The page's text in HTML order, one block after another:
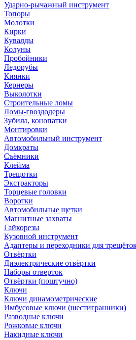
Ударно-рычажный инструмент
Топоры
Молотки
Кирки
Кувалды
Колуны
Пробойники
Ледорубы
Киянки
Кернеры
Выколотки
Строительные ломы
Ломы-гвоздодеры
Зубила, конопатки
Монтировки
Автомобильный инструмент
Домкраты
Съёмники
Клейма
Трещотки
Экстракторы
Торцевые головки
Воротки
Автомобильные щетки
Магнитные захваты
Гайкорезы
Кузовной инструмент
Адаптеры и переходники для
Отвёртки
Диэлектрические отвёртки
Наборы отверток
Отвёртки (поштучно)
Ключи
Ключи динамометрические
Имбусовые ключи (шестигранники)
Разводные ключи
Рожковые ключи
Накидные ключи